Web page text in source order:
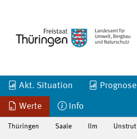
Akt. Situation Prognose
Werte Info
Thüringen Saale Ilm Unstrut